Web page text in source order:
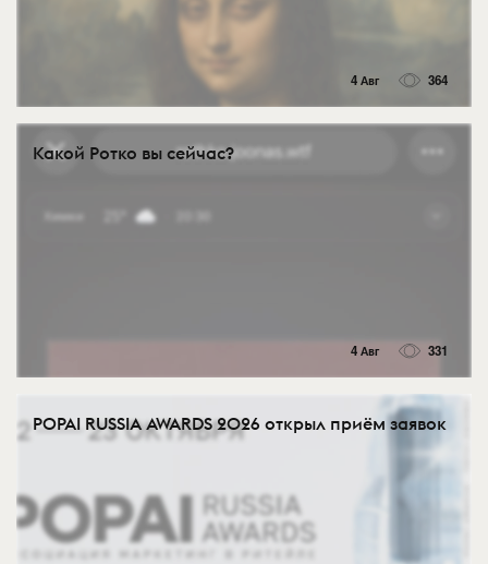
4 Авг 364
Какой Ротко вы сейчас?
4 Авг 331
POPAI RUSSIA AWARDS 2026 открыл приём заявок